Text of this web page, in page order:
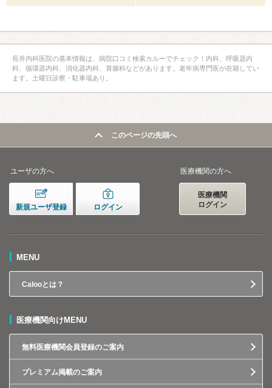
長井内科医院の基本情報は、病院口コミ検索カルーでチェック！内科、呼吸器内
科、循環器内科、消化器内科、胃腸科などがあります。老年病専門医が在籍してい
ます。土曜日診察・駐車場あり。
このページの先頭へ
ユーザの方へ
新規ユーザ登録 ログイン
医療機関の方へ
医療機関
ログイン
MENU
Calooとは？
医療機関向けMENU
無料医療機関会員登録のご案内
プレミアム掲載のご案内